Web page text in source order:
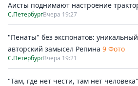
Аисты поднимают настроение
С.ПетербургВчера 19:27
"Пенаты" без экспонатов:
авторский замысел Репина 9 Фото
С.ПетербургВчера 19:21
"Там, где нет чести, там нет